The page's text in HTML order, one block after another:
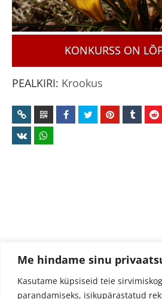
Me hindame sinu
Kasutame küpsiseid teie
parandamiseks, isikupärastatud
KONKURSS ON
PEALKIRI: Krookus